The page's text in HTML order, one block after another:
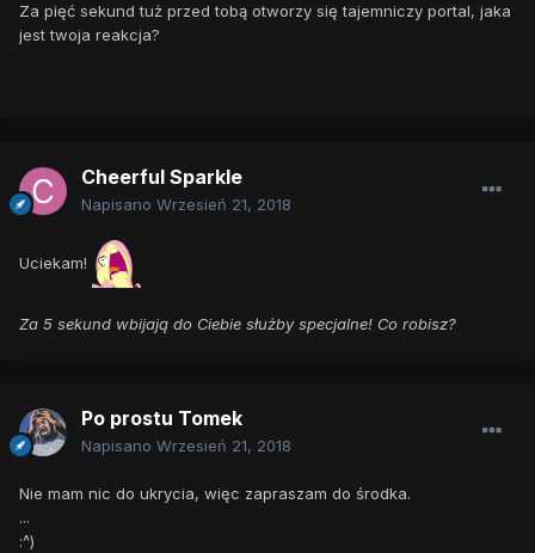
Za pięć sekund tuż przed tobą otworzy się tajemniczy portal, jaka
jest twoja reakcja?
Cheerful Sparkle
Napisano Wrzesień 21, 2018
Uciekam!
Za 5 sekund wbijają do Ciebie służby specjalne! Co robisz?
Po prostu Tomek
Napisano Wrzesień 21, 2018
Nie mam nic do ukrycia, więc zapraszam do środka.
...
:^)